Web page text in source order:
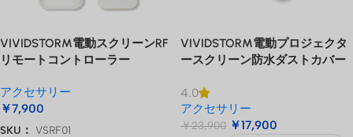
VIVIDSTORM電動スクリーンRF
リモートコントローラー
アクセサリー
￥7,900
SKU： VSRF01
VIVIDSTORM電動プロジェクタ
ースクリーン防水ダストカバー
4.0
アクセサリー
￥23,900 ￥17,900